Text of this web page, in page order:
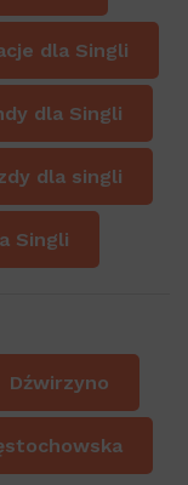
dla Singli
dla Singli
dla singli
Singli
Dźwirzyno